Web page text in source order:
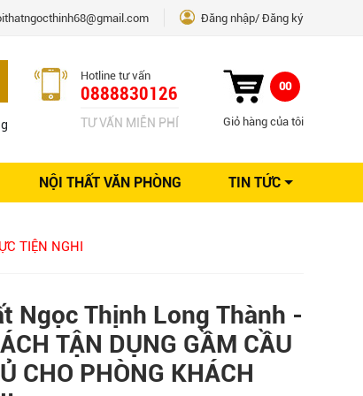
Đăng nhập Đăng ký
Hotline tư vấn
0888830126
TƯ VẤN MIỄN PHÍ
00
Giỏ hàng của tôi
NỘI THẤT VĂN PHÒNG TIN TỨC
Sáng tạo
TIỆN NGHI
Ngọc Thịnh Long Thành -
TẬN DỤNG GẦM CẦU
CHO PHÒNG KHÁCH